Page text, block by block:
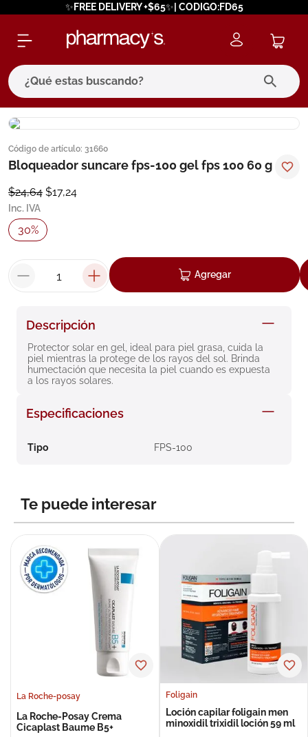
✨FREE DELIVERY +$65✨| CODIGO:FD65
¿Qué estas buscando?
Código de artículo: 31660
Bloqueador suncare fps-100 gel fps 100 60 g
$24,64 $17,24
Inc. IVA
30%
Agregar
Descripción
Protector solar en gel, ideal para piel grasa, cuida la
piel mientras la protege de los rayos del sol. Brinda
humectación que necesita la piel cuando es expuesta
a los rayos solares.
Especificaciones
Tipo FPS-100
Te puede interesar
La Roche-posay
La Roche-Posay Crema
Cicaplast Baume B5+
Foligain
Loción capilar foligain men
minoxidil trixidil loción 59 ml
términos más buscados
1. eucerin
bioderma
4. pilexil
degraler
8. roche posay
9. megacistin
10.pañales